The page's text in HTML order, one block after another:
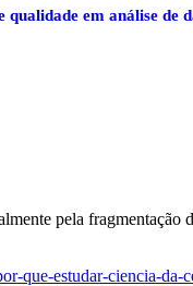
qualidade em análise de
pela
que-estudar-ciencia-da-